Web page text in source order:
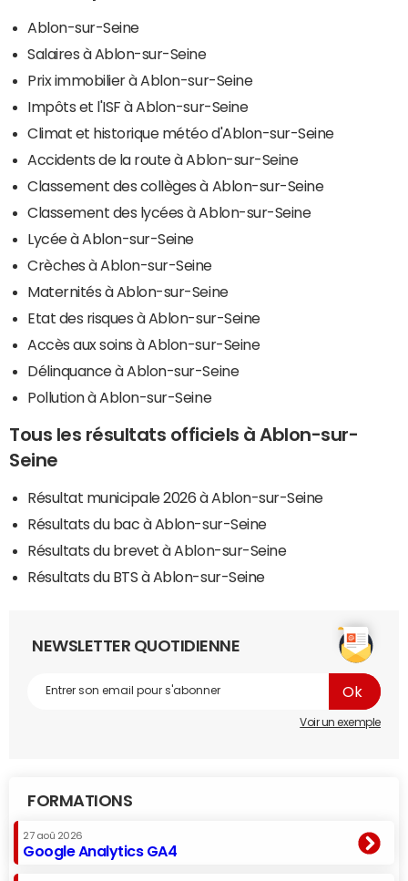
Ablon-sur-Seine
Salaires à Ablon-sur-Seine
Prix immobilier à Ablon-sur-Seine
Impôts et l'ISF à Ablon-sur-Seine
Climat et historique météo d'Ablon-sur-Seine
Accidents de la route à Ablon-sur-Seine
Classement des collèges à Ablon-sur-Seine
Classement des lycées à Ablon-sur-Seine
Lycée à Ablon-sur-Seine
Crèches à Ablon-sur-Seine
Maternités à Ablon-sur-Seine
Etat des risques à Ablon-sur-Seine
Accès aux soins à Ablon-sur-Seine
Délinquance à Ablon-sur-Seine
Pollution à Ablon-sur-Seine
Tous les résultats officiels à Ablon-sur-
Seine
Résultat municipale 2026 à Ablon-sur-Seine
Résultats du bac à Ablon-sur-Seine
Résultats du brevet à Ablon-sur-Seine
Résultats du BTS à Ablon-sur-Seine
NEWSLETTER QUOTIDIENNE
Voir un exemple
FORMATIONS
27 aoû 2026
Google Analytics GA4